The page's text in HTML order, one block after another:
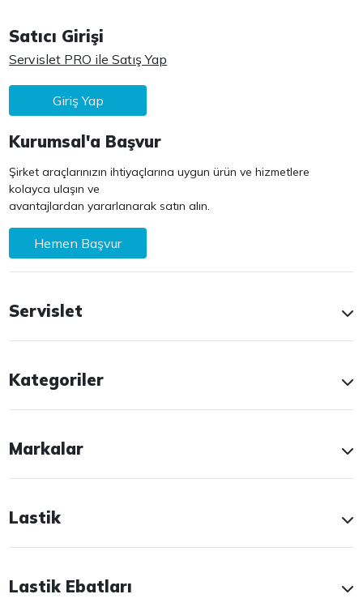
Satıcı Girişi
Servislet PRO ile Satış Yap
Giriş Yap
Kurumsal'a Başvur
Şirket araçlarınızın ihtiyaçlarına uygun ürün ve hizmetlere
kolayca ulaşın ve
avantajlardan yararlanarak satın alın.
Hemen Başvur
Servislet
Kategoriler
Markalar
Lastik
Lastik Ebatları